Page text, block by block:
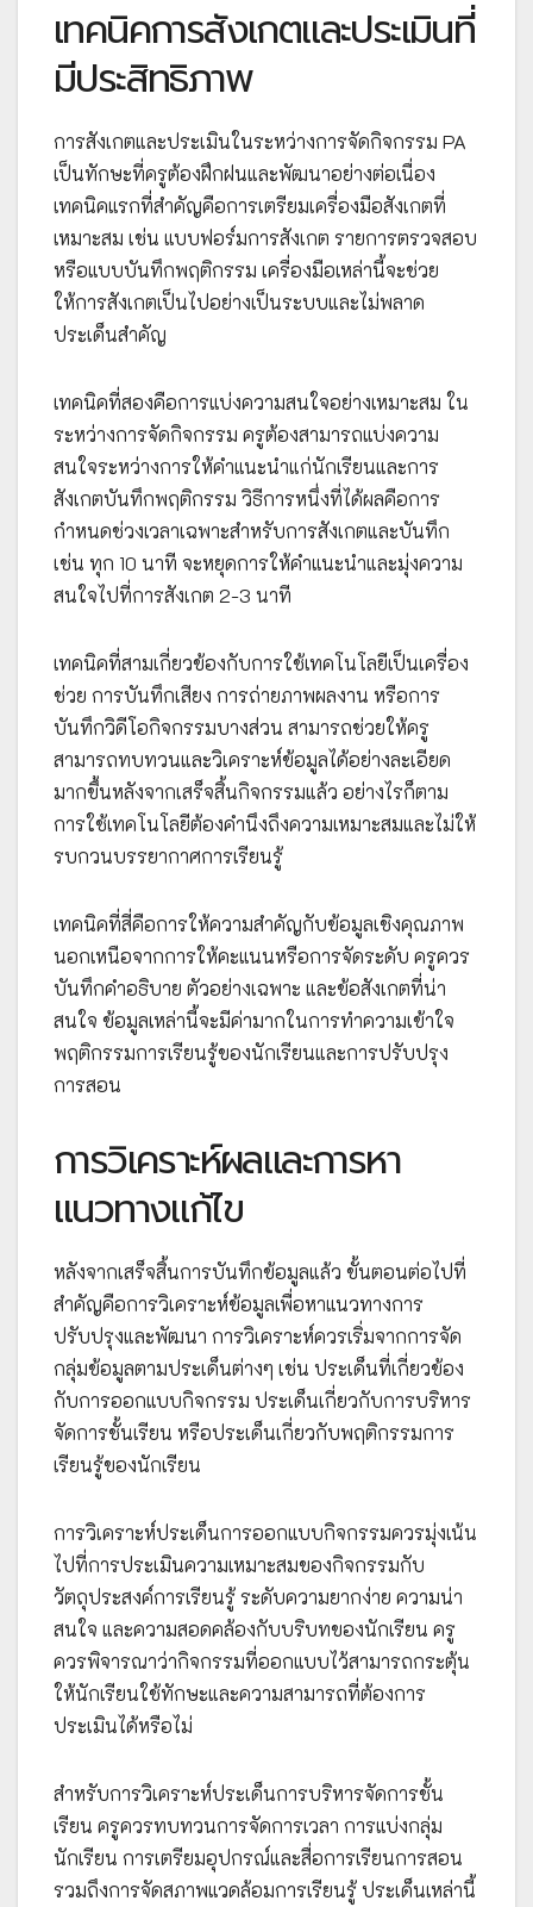
เทคนิคการสังเกตและประเมินที่
มีประสิทธิภาพ
การสังเกตและประเมินในระหว่างการจัดกิจกรรม PA
เป็นทักษะที่ครูต้องฝึกฝนและพัฒนาอย่างต่อเนื่อง
เทคนิคแรกที่สำคัญคือการเตรียมเครื่องมือสังเกตที่
เหมาะสม เช่น แบบฟอร์มการสังเกต รายการตรวจสอบ
หรือแบบบันทึกพฤติกรรม เครื่องมือเหล่านี้จะช่วย
ให้การสังเกตเป็นไปอย่างเป็นระบบและไม่พลาด
ประเด็นสำคัญ
เทคนิคที่สองคือการแบ่งความสนใจอย่างเหมาะสม ใน
ระหว่างการจัดกิจกรรม ครูต้องสามารถแบ่งความ
สนใจระหว่างการให้คำแนะนำแก่นักเรียนและการ
สังเกตบันทึกพฤติกรรม วิธีการหนึ่งที่ได้ผลคือการ
กำหนดช่วงเวลาเฉพาะสำหรับการสังเกตและบันทึก
เช่น ทุก 10 นาที จะหยุดการให้คำแนะนำและมุ่งความ
สนใจไปที่การสังเกต 2-3 นาที
เทคนิคที่สามเกี่ยวข้องกับการใช้เทคโนโลยีเป็นเครื่อง
ช่วย การบันทึกเสียง การถ่ายภาพผลงาน หรือการ
บันทึกวิดีโอกิจกรรมบางส่วน สามารถช่วยให้ครู
สามารถทบทวนและวิเคราะห์ข้อมูลได้อย่างละเอียด
มากขึ้นหลังจากเสร็จสิ้นกิจกรรมแล้ว อย่างไรก็ตาม
การใช้เทคโนโลยีต้องคำนึงถึงความเหมาะสมและไม่ให้
รบกวนบรรยากาศการเรียนรู้
เทคนิคที่สี่คือการให้ความสำคัญกับข้อมูลเชิงคุณภาพ
นอกเหนือจากการให้คะแนนหรือการจัดระดับ ครูควร
บันทึกคำอธิบาย ตัวอย่างเฉพาะ และข้อสังเกตที่น่า
สนใจ ข้อมูลเหล่านี้จะมีค่ามากในการทำความเข้าใจ
พฤติกรรมการเรียนรู้ของนักเรียนและการปรับปรุง
การสอน
การวิเคราะห์ผลและการหา
แนวทางแก้ไข
หลังจากเสร็จสิ้นการบันทึกข้อมูลแล้ว ขั้นตอนต่อไปที่
สำคัญคือการวิเคราะห์ข้อมูลเพื่อหาแนวทางการ
ปรับปรุงและพัฒนา การวิเคราะห์ควรเริ่มจากการจัด
กลุ่มข้อมูลตามประเด็นต่างๆ เช่น ประเด็นที่เกี่ยวข้อง
กับการออกแบบกิจกรรม ประเด็นเกี่ยวกับการบริหาร
จัดการชั้นเรียน หรือประเด็นเกี่ยวกับพฤติกรรมการ
เรียนรู้ของนักเรียน
การวิเคราะห์ประเด็นการออกแบบกิจกรรมควรมุ่งเน้น
ไปที่การประเมินความเหมาะสมของกิจกรรมกับ
วัตถุประสงค์การเรียนรู้ ระดับความยากง่าย ความน่า
สนใจ และความสอดคล้องกับบริบทของนักเรียน ครู
ควรพิจารณาว่ากิจกรรมที่ออกแบบไว้สามารถกระตุ้น
ให้นักเรียนใช้ทักษะและความสามารถที่ต้องการ
ประเมินได้หรือไม่
สำหรับการวิเคราะห์ประเด็นการบริหารจัดการชั้น
เรียน ครูควรทบทวนการจัดการเวลา การแบ่งกลุ่ม
นักเรียน การเตรียมอุปกรณ์และสื่อการเรียนการสอน
รวมถึงการจัดสภาพแวดล้อมการเรียนรู้ ประเด็นเหล่านี้